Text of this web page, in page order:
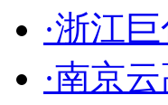
·浙江
·南京